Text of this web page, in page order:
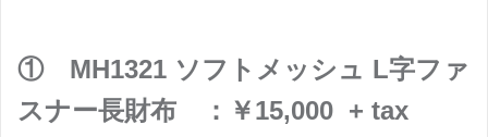
① MH1321 ソフトメッシュ L字ファ
スナー長財布 ：￥15,000 + tax